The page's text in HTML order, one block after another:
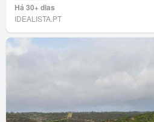
Há 30+ dias
IDEALISTA.PT